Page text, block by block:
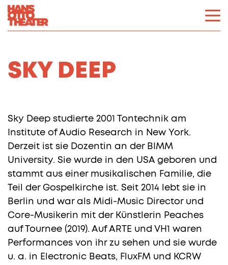
SKY DEEP
Sky Deep studierte 2001 Tontechnik am
Institute of Audio Research in New York.
Derzeit ist sie Dozentin an der BIMM
University. Sie wurde in den USA geboren und
stammt aus einer musikalischen Familie, die
Teil der Gospelkirche ist. Seit 2014 lebt sie in
Berlin und war als Midi-Music Director und
Core-Musikerin mit der Künstlerin Peaches
auf Tournee (2019). Auf ARTE und VH1 waren
Performances von ihr zu sehen und sie wurde
u. a. in Electronic Beats, FluxFM und KCRW